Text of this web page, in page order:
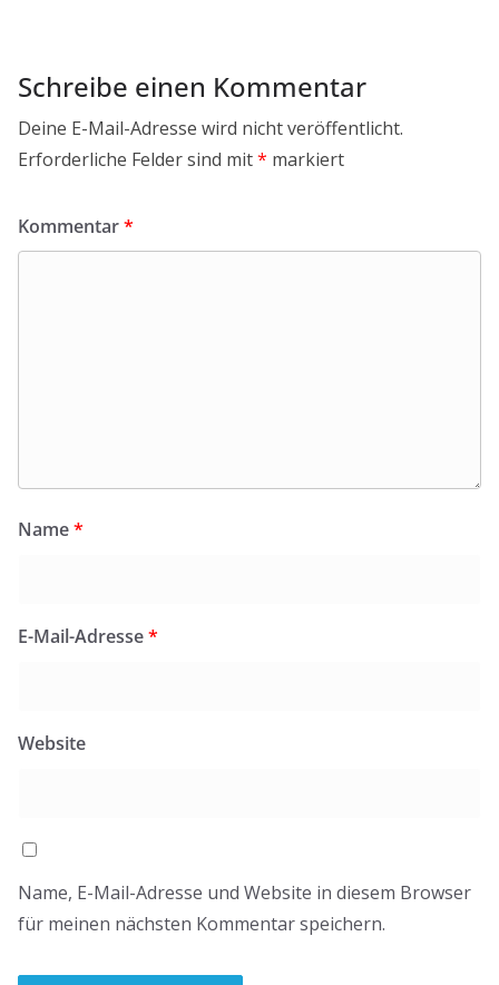
Schreibe einen Kommentar
Deine E-Mail-Adresse wird nicht veröffentlicht.
Erforderliche Felder sind mit* markiert
Kommentar*
Name*
E-Mail-Adresse*
Website
Name, E-Mail-Adresse und Website in diesem Browser
für meinen nächsten Kommentar speichern.